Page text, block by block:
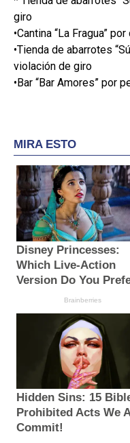
giro
•Cantina “La Fragua”
•Tienda de abarrotes
violación de giro
•Bar “Bar Amores” por